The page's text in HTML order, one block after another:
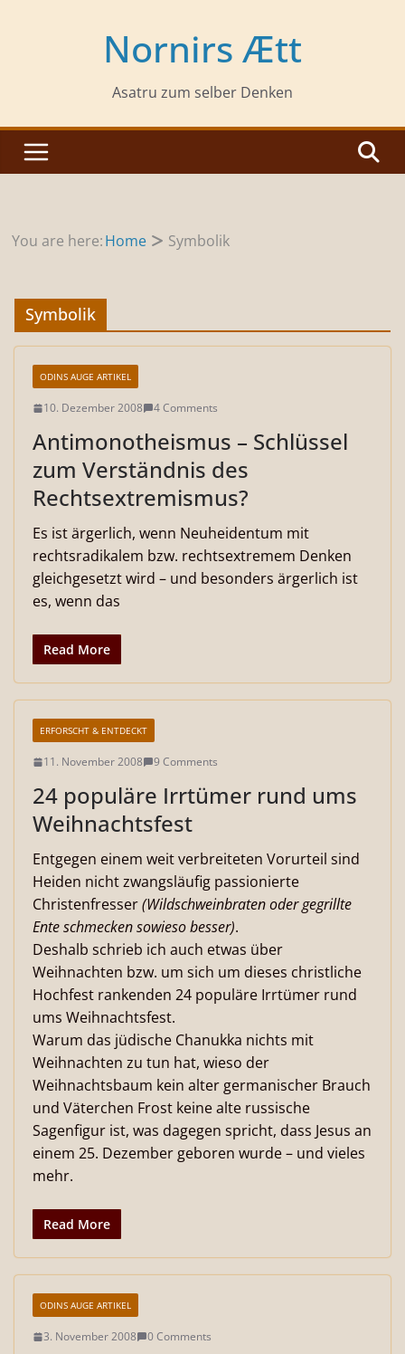
Nornirs Ætt
Asatru zum selber Denken
You are here:Home Symbolik
Symbolik
ODINS AUGE ARTIKEL
10. Dezember 2008 4 Comments
Antimonotheismus – Schlüssel
zum Verständnis des
Rechtsextremismus?
Es ist ärgerlich, wenn Neuheidentum mit
rechtsradikalem bzw. rechtsextremem Denken
gleichgesetzt wird – und besonders ärgerlich ist
es, wenn das
Read More
ERFORSCHT & ENTDECKT
11. November 2008 9 Comments
24 populäre Irrtümer rund ums
Weihnachtsfest
Entgegen einem weit verbreiteten Vorurteil sind
Heiden nicht zwangsläufig passionierte
Christenfresser(Wildschweinbraten oder gegrillte
Ente schmecken sowieso besser).
Deshalb schrieb ich auch etwas über
Weihnachten bzw. um sich um dieses christliche
Hochfest rankenden 24 populäre Irrtümer rund
ums Weihnachtsfest.
Warum das jüdische Chanukka nichts mit
Weihnachten zu tun hat, wieso der
Weihnachtsbaum kein alter germanischer Brauch
und Väterchen Frost keine alte russische
Sagenfigur ist, was dagegen spricht, dass Jesus an
einem 25. Dezember geboren wurde – und vieles
mehr.
Read More
ODINS AUGE ARTIKEL
3. November 2008 0 Comments